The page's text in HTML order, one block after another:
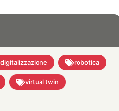
digitalizzazione robotica
virtual twin